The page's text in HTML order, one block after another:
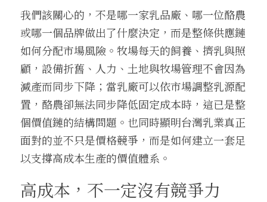
我們該關心的，不是哪一家乳品廠、哪一位酪農
或哪一個品牌做出了什麼決定，而是整條供應鏈
如何分配市場風險。牧場每天的飼養、擠乳與照
顧，設備折舊、人力、土地與牧場管理不會因為
減產而同步下降；當乳廠可以依市場調整乳源配
置，酪農卻無法同步降低固定成本時，這已是整
個價值鏈的結構問題。也同時顯明台灣乳業真正
面對的並不只是價格競爭，而是如何建立一套足
以支撐高成本生產的價值體系。
高成本，不一定沒有競爭力